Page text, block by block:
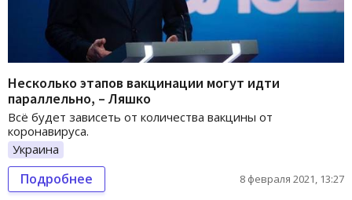
Несколько этапов вакцинации могут идти
параллельно, – Ляшко
Всё будет зависеть от количества вакцины от
коронавируса.
Украина
Подробнее 8 февраля 2021, 13:27